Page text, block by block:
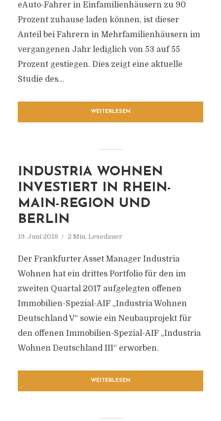
eAuto-Fahrer in Einfamilienhäusern zu 90
Prozent zuhause laden können, ist dieser
Anteil bei Fahrern in Mehrfamilienhäusern im
vergangenen Jahr lediglich von 53 auf 55
Prozent gestiegen. Dies zeigt eine aktuelle
Studie des...
WEITERLESEN
INDUSTRIA WOHNEN
INVESTIERT IN RHEIN-
MAIN-REGION UND
BERLIN
19. Juni 2018 2 Min. Lesedauer
Der Frankfurter Asset Manager Industria
Wohnen hat ein drittes Portfolio für den im
zweiten Quartal 2017 aufgelegten offenen
Immobilien-Spezial-AIF „Industria Wohnen
Deutschland V“ sowie ein Neubauprojekt für
den offenen Immobilien-Spezial-AIF „Industria
Wohnen Deutschland III“ erworben.
WEITERLESEN